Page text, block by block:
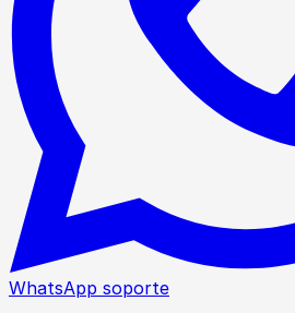
WhatsApp soporte